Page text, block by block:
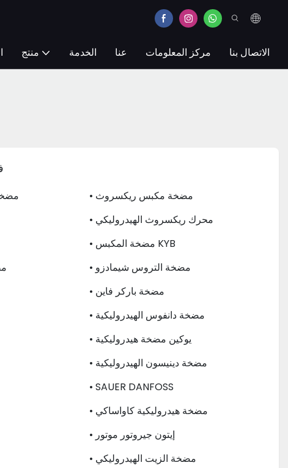
منتج الخدمة عنا مركز المعلومات الاتصال بنا
•
• مضخة مكبس ريكسروث
• محرك ريكسروث الهيدروليكي
• مضخة المكبس KYB
• مضخة التروس شيمادزو
• مضخة باركر فاين
• مضخة دانفوس الهيدروليكية
• يوكين مضخة هيدروليكية
• مضخة دينيسون الهيدروليكية
• SAUER DANFOSS
• مضخة هيدروليكية كاواساكي
• إيتون جيروتور موتور
• مضخة الزيت الهيدروليكي